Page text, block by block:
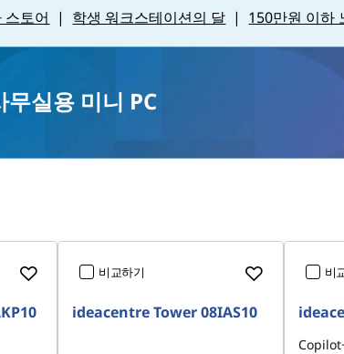
토어 | 학생 워크스테이션의 달 | 150만원 이하
실용 미니 PC
비교하기
ideacentre Tower 08IAS10
비